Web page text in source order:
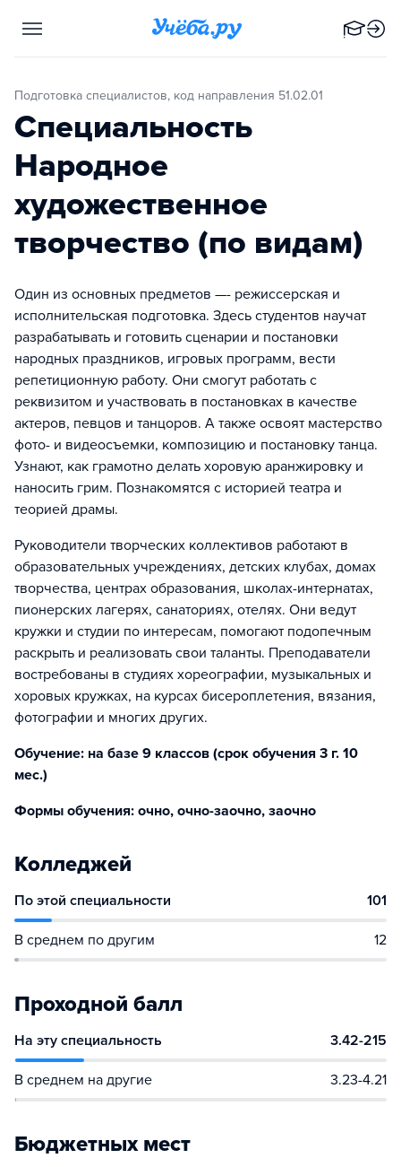
Подготовка специалистов, код направления 51.02.01
Специальность
Народное
художественное
творчество (по видам)
Один из основных предметов —- режиссерская и
исполнительская подготовка. Здесь студентов научат
разрабатывать и готовить сценарии и постановки
народных праздников, игровых программ, вести
репетиционную работу. Они смогут работать с
реквизитом и участвовать в постановках в качестве
актеров, певцов и танцоров. А также освоят мастерство
фото- и видеосъемки, композицию и постановку танца.
Узнают, как грамотно делать хоровую аранжировку и
наносить грим. Познакомятся с историей театра и
теорией драмы.
Руководители творческих коллективов работают в
образовательных учреждениях, детских клубах, домах
творчества, центрах образования, школах-интернатах,
пионерских лагерях, санаториях, отелях. Они ведут
кружки и студии по интересам, помогают подопечным
раскрыть и реализовать свои таланты. Преподаватели
востребованы в студиях хореографии, музыкальных и
хоровых кружках, на курсах бисероплетения, вязания,
фотографии и многих других.
Обучение: на базе 9 классов (срок обучения 3 г. 10
мес.)
Формы обучения: очно, очно-заочно, заочно
Колледжей
По этой специальности 101
В среднем по другим 12
Проходной балл
На эту специальность 3.42-215
В среднем на другие 3.23-4.21
Бюджетных мест